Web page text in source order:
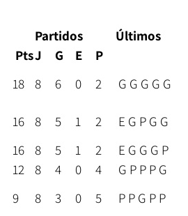
Partidos
Últimos
PtsJ G E
P
18 8 6 0 2 G G G G G
16 8 5 1 2
E G P G G
16 8 5 1 2
E G G G P
12 8 4 0 4
G P P P G
9 8 3 0 5
P P G P P